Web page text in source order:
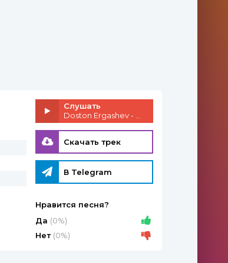
Слушать
Скачать трек
В Telegram
Нравится песня?
Да (0%)
Нет (0%)